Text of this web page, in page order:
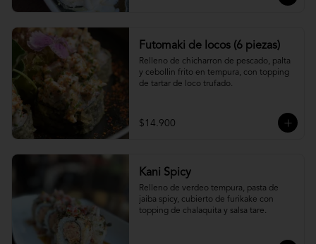
Futomaki de locos (6 piezas)
Relleno de chicharron de pescado, palta
y cebollin frito en tempura, con topping
de tartar de loco trufado.
$14.900
Kani Spicy
Relleno de verdeo tempura, pasta de
jaiba spicy, cubierto de furikake con
topping de chalaquita y salsa tare.